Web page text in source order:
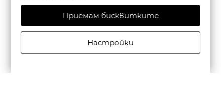
Приемам бисквитките
Настройки